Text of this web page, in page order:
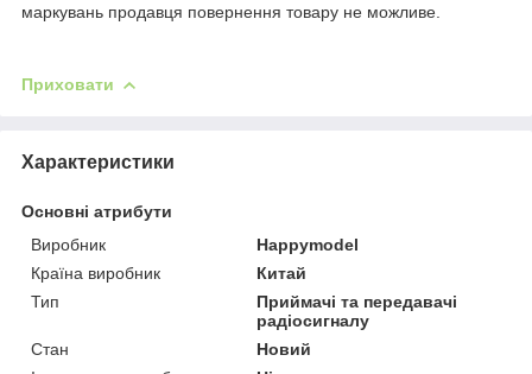
маркувань продавця повернення товару не можливе.
Приховати
Характеристики
Основні атрибути
Виробник
Happymodel
Країна виробник
Китай
Тип
Приймачі та передавачі
радіосигналу
Стан
Новий